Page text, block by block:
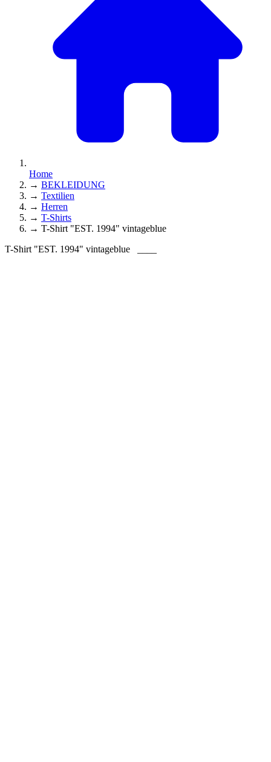
Home
→ BEKLEIDUNG
→ Textilien
→ Herren
→ T-Shirts
→ T-Shirt "EST. 1994" vintageblue
T-Shirt "EST. 1994" vintageblue